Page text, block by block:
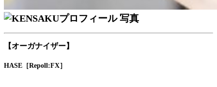
【オーガナイザー】
HASE［Repoll:FX］